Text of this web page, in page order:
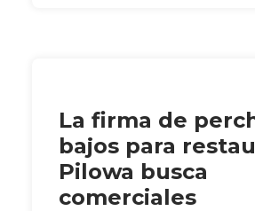
La firma de
bajos para
Pilowa busca
comerciales